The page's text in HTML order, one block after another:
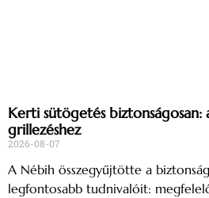
Kerti sütögetés biztonságosan:
grillezéshez
2026-08-07
A Nébih összegyűjtötte a
legfontosabb tudnivalóit: